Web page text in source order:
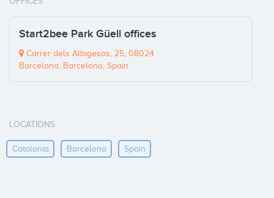
Start2bee Park Güell offices
Carrer dels Albigesos, 25, 08024
Barcelona, Barcelona, Spain
LOCATIONS
Catalonia Barcelona Spain